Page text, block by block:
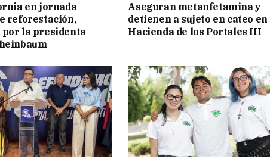
en jornada
reforestación,
por la presidenta
Aseguran metanfetamina y
detienen a sujeto en cateo en
Hacienda de los Portales III